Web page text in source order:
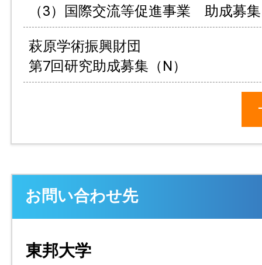
（3）国際交流等促進事業 助成募
萩原学術振興財団
第7回研究助成募集（N）
お問い合わせ先
東邦大学